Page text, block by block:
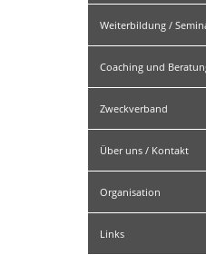
Weiterbildung /
Coaching und
Zweckverband
Über uns / Kontakt
Organisation
Links